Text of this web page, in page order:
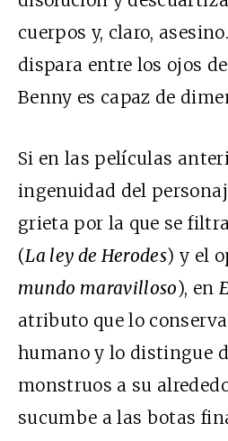
cuerpos y, claro,
dispara entre los ojos
Benny es capaz de
Si en las películas
ingenuidad del
grieta por la que se
(La ley de Herodes) y el
mundo maravilloso), en
atributo que lo
humano y lo distingue
monstruos a su
sucumbe a las botas